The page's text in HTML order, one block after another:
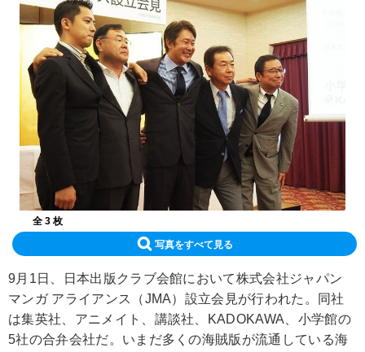
全 3 枚
写真をすべて見る
9月1日、日本出版クラブ会館において株式会社ジャパン
マンガ アライアンス（JMA）設立会見が行われた。同社
は集英社、アニメイト、講談社、KADOKAWA、小学館の
5社の合弁会社だ。いまだ多くの海賊版が流通している海